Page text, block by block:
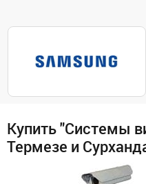
Купить "Системы
Термезе и